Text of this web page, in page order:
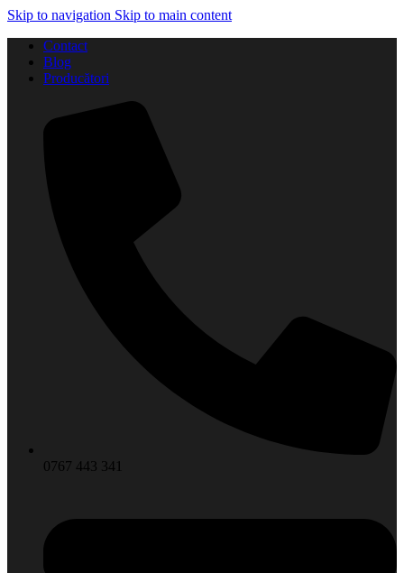
Skip to navigation Skip to main content
Contact
Blog
Producători
0767 443 341